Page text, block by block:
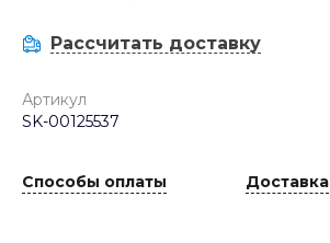
Рассчитать доставку
Артикул
SK-00125537
Способы оплаты Доставка